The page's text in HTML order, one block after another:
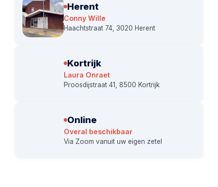
Herent
Conny Wille
Haachtstraat 74, 3020 Herent
Kortrijk
Laura Onraet
Proosdijstraat 41, 8500 Kortrijk
Online
Overal beschikbaar
Via Zoom vanuit uw eigen zetel